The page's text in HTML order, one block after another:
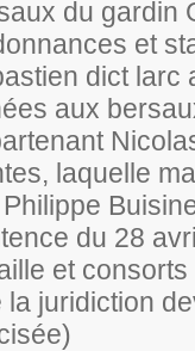
du gardin
et
dict larc
aux
laquelle
du 28
et
la juridiction